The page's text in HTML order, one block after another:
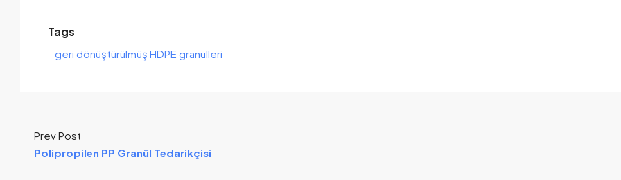
Tags
geri dönüştürülmüş HDPE granülleri
Prev Post
Polipropilen PP Granül Tedarikçisi